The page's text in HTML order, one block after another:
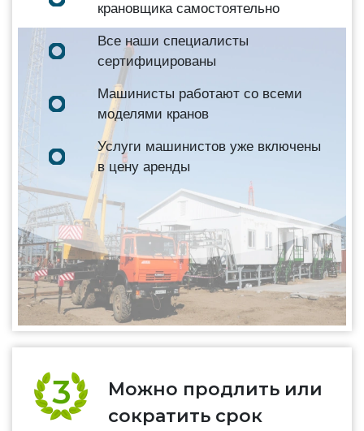
крановщика самостоятельно
Все наши специалисты
сертифицированы
Машинисты работают со всеми
моделями кранов
Услуги машинистов уже включены
в цену аренды
Можно продлить или
сократить срок